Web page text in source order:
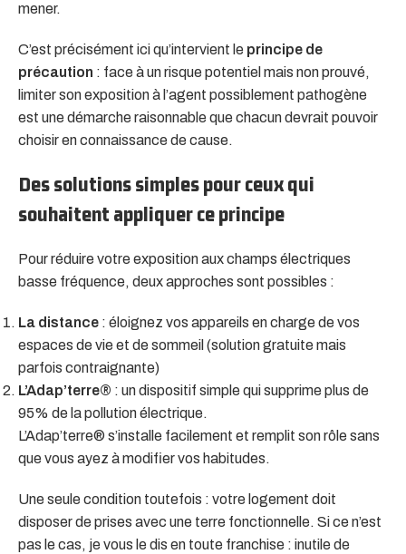
mener.
C’est précisément ici qu’intervient le principe de
précaution : face à un risque potentiel mais non prouvé,
limiter son exposition à l’agent possiblement pathogène
est une démarche raisonnable que chacun devrait pouvoir
choisir en connaissance de cause.
Des solutions simples pour ceux qui
souhaitent appliquer ce principe
Pour réduire votre exposition aux champs électriques
basse fréquence, deux approches sont possibles :
La distance : éloignez vos appareils en charge de vos
espaces de vie et de sommeil (solution gratuite mais
parfois contraignante)
L’Adap’terre® : un dispositif simple qui supprime plus de
95% de la pollution électrique.
L’Adap’terre® s’installe facilement et remplit son rôle sans
que vous ayez à modifier vos habitudes.
Une seule condition toutefois : votre logement doit
disposer de prises avec une terre fonctionnelle. Si ce n’est
pas le cas, je vous le dis en toute franchise : inutile de